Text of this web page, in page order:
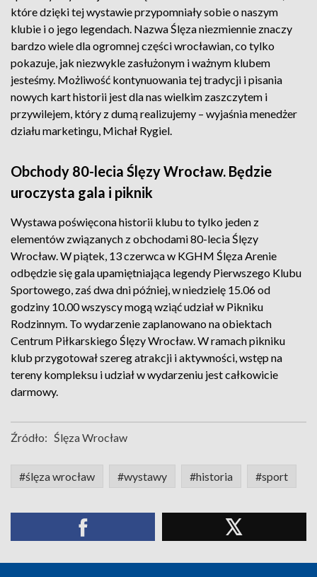
które dzięki tej wystawie przypomniały sobie o naszym
klubie i o jego legendach. Nazwa Ślęza niezmiennie znaczy
bardzo wiele dla ogromnej części wrocławian, co tylko
pokazuje, jak niezwykle zasłużonym i ważnym klubem
jesteśmy. Możliwość kontynuowania tej tradycji i pisania
nowych kart historii jest dla nas wielkim zaszczytem i
przywilejem, który z dumą realizujemy – wyjaśnia menedżer
działu marketingu, Michał Rygiel.
Obchody 80-lecia Ślęzy Wrocław. Będzie
uroczysta gala i piknik
Wystawa poświęcona historii klubu to tylko jeden z
elementów związanych z obchodami 80-lecia Ślęzy
Wrocław. W piątek, 13 czerwca w KGHM Ślęza Arenie
odbędzie się gala upamiętniająca legendy Pierwszego Klubu
Sportowego, zaś dwa dni później, w niedzielę 15.06 od
godziny 10.00 wszyscy mogą wziąć udział w Pikniku
Rodzinnym. To wydarzenie zaplanowano na obiektach
Centrum Piłkarskiego Ślęzy Wrocław. W ramach pikniku
klub przygotował szereg atrakcji i aktywności, wstęp na
tereny kompleksu i udział w wydarzeniu jest całkowicie
darmowy.
Źródło: Ślęza Wrocław
#ślęza wrocław #wystawy #historia #sport